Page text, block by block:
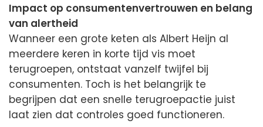
Impact op consumentenvertrouwen en belang
van alertheid
Wanneer een grote keten als Albert Heijn al
meerdere keren in korte tijd vis moet
terugroepen, ontstaat vanzelf twijfel bij
consumenten. Toch is het belangrijk te
begrijpen dat een snelle terugroepactie juist
laat zien dat controles goed functioneren.